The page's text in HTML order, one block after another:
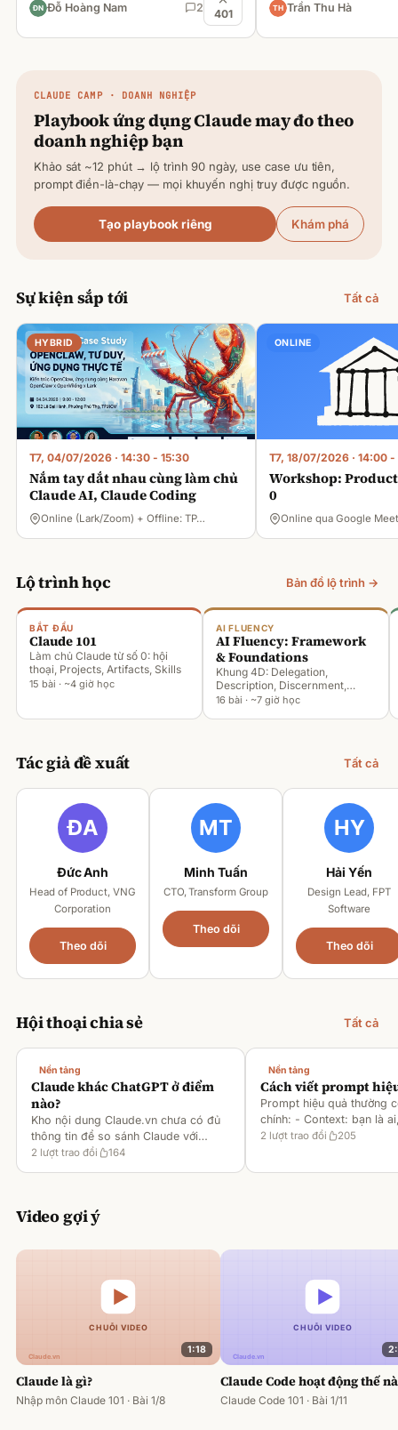
Đỗ Hoàng Nam 2 401 Trần Thu Hà
CLAUDE CAMP · DOANH NGHIỆP
Playbook ứng dụngClaudemay đo theo
doanh nghiệp bạn
Khảo sát ~12 phút → lộ trình 90 ngày, use case ưu tiên,
prompt điền-là-chạy — mọi khuyến nghị truy được nguồn.
Tạo playbook riêng Khám phá
Sự kiện sắp tới Tất cả
HYBRID
T7, 04/07/2026 · 14:30 - 15:30
Nắm tay dắt nhau cùng làm chủ
Claude AI, Claude Coding
Online (Lark/Zoom) + Offline: TP…
ONLINE
T7, 18/07/2026 · 14:00 -
Workshop:
0
Online qua Google Meet
Lộ trình học Bản đồ lộ trình →
BẮT ĐẦU
Claude 101
Làm chủ Claude từ số 0: hội
thoại, Projects, Artifacts, Skills
15 bài · ~4 giờ học
AI FLUENCY
AI Fluency: Framework
& Foundations
Khung 4D: Delegation,
Description, Discernment,
Diligence
16 bài · ~7 giờ học
Tác giả đề xuất Tất cả
Đức Anh
Head of Product, VNG
Corporation
Theo dõi
Minh Tuấn
CTO, Transform Group
Theo dõi
Hải Yến
Design Lead, FPT
Software
Theo dõi
Hội thoại chia sẻ Tất cả
Nền tảng
Claude khác ChatGPT ở điểm
nào?
Kho nội dung Claude.vn chưa có đủ
thông tin để so sánh Claude với
ChatGPT. Hiện chỉ có tài liệu về
2 lượt trao đổi 164
Nền tảng
Cách viết prompt
Prompt hiệu quả thường
chính: - Context: bạn là
gì [1][2][6] - Task: muốn
2 lượt trao đổi 205
Video gợi ý
1:18
Claude là gì?
Nhập môn Claude 101 · Bài 1/8
Claude Code hoạt động thế
Claude Code 101 · Bài 1/11